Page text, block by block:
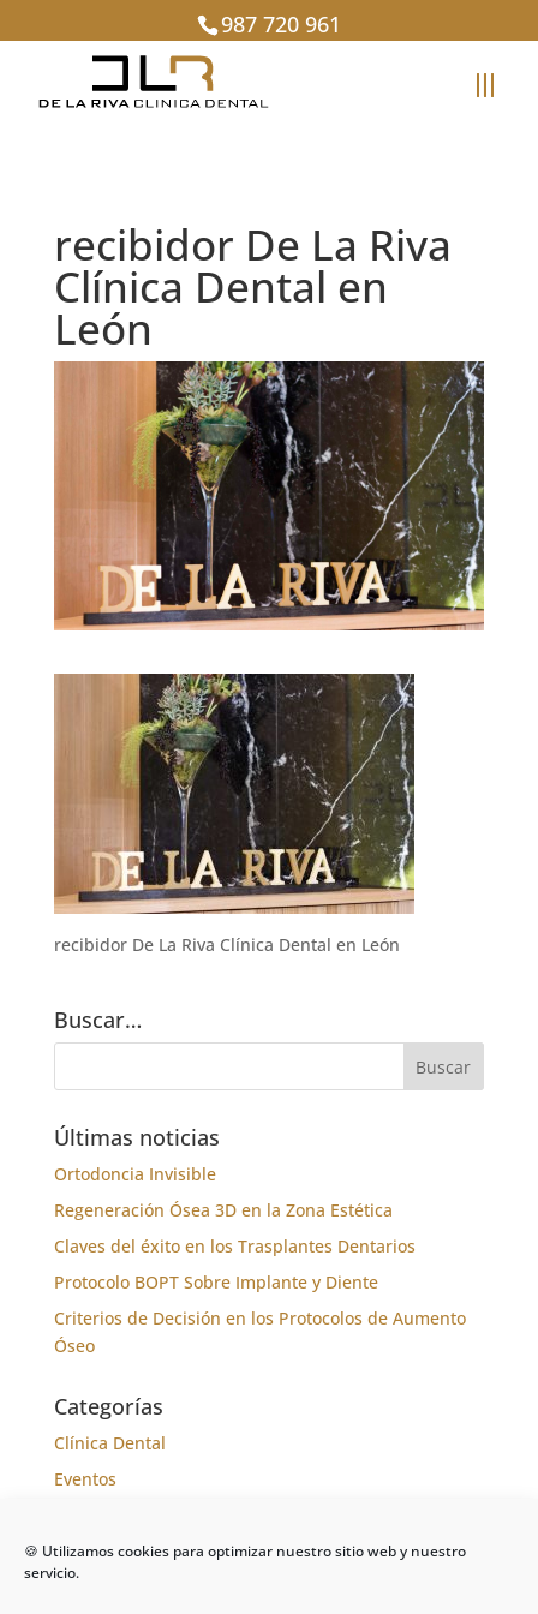
🍪 Utilizamos cookies para optimizar nuestro sitio web y nuestro
servicio.
987 720 961
recibidor De La Riva
Clínica Dental en
León
recibidor De La Riva Clínica Dental en León
Buscar…
Últimas noticias
Ortodoncia Invisible
Regeneración Ósea 3D en la Zona Estética
Claves del éxito en los Trasplantes Dentarios
Protocolo BOPT Sobre Implante y Diente
Criterios de Decisión en los Protocolos de Aumento
Óseo
Categorías
Clínica Dental
Eventos
Noticias